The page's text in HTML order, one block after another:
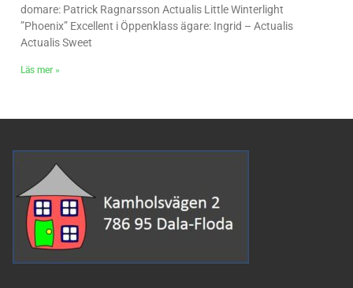
domare: Patrick Ragnarsson Actualis Little Winterlight
”Phoenix” Excellent i Öppenklass ägare: Ingrid – Actualis
Actualis Sweet
Läs mer »